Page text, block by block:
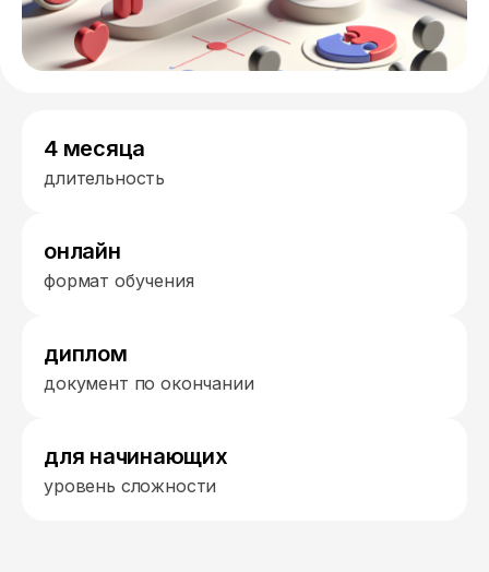
4 месяца
длительность
онлайн
формат обучения
диплом
документ по окончании
для начинающих
уровень сложности